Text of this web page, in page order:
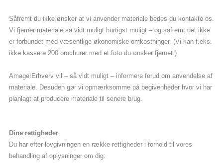
Såfremt du ikke ønsker at vi anvender materiale bedes du kontakte os.
Vi fjerner materiale så vidt muligt hurtigst muligt – og såfremt det ikke
er forbundet med væsentlige økonomiske omkostninger. (Vi kan f.eks.
ikke kassere 200 brochurer med et foto du ønsker fjernet.)
AmagerErhverv vil – så vidt muligt – informere forud om anvendelse af
materiale. Desuden gør vi opmærksomme på begivenheder hvor vi har
planlagt at producere materiale til senere brug.
Dine rettigheder
Du har efter lovgivningen en række rettigheder i forhold til vores
behandling af oplysninger om dig: